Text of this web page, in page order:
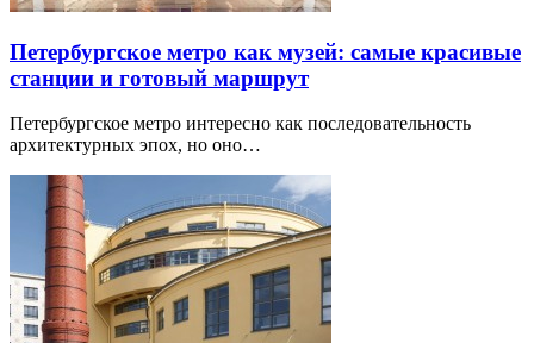
Петербургское метро как музей: самые красивые
станции и готовый маршрут
Петербургское метро интересно как последовательность
архитектурных эпох, но оно…